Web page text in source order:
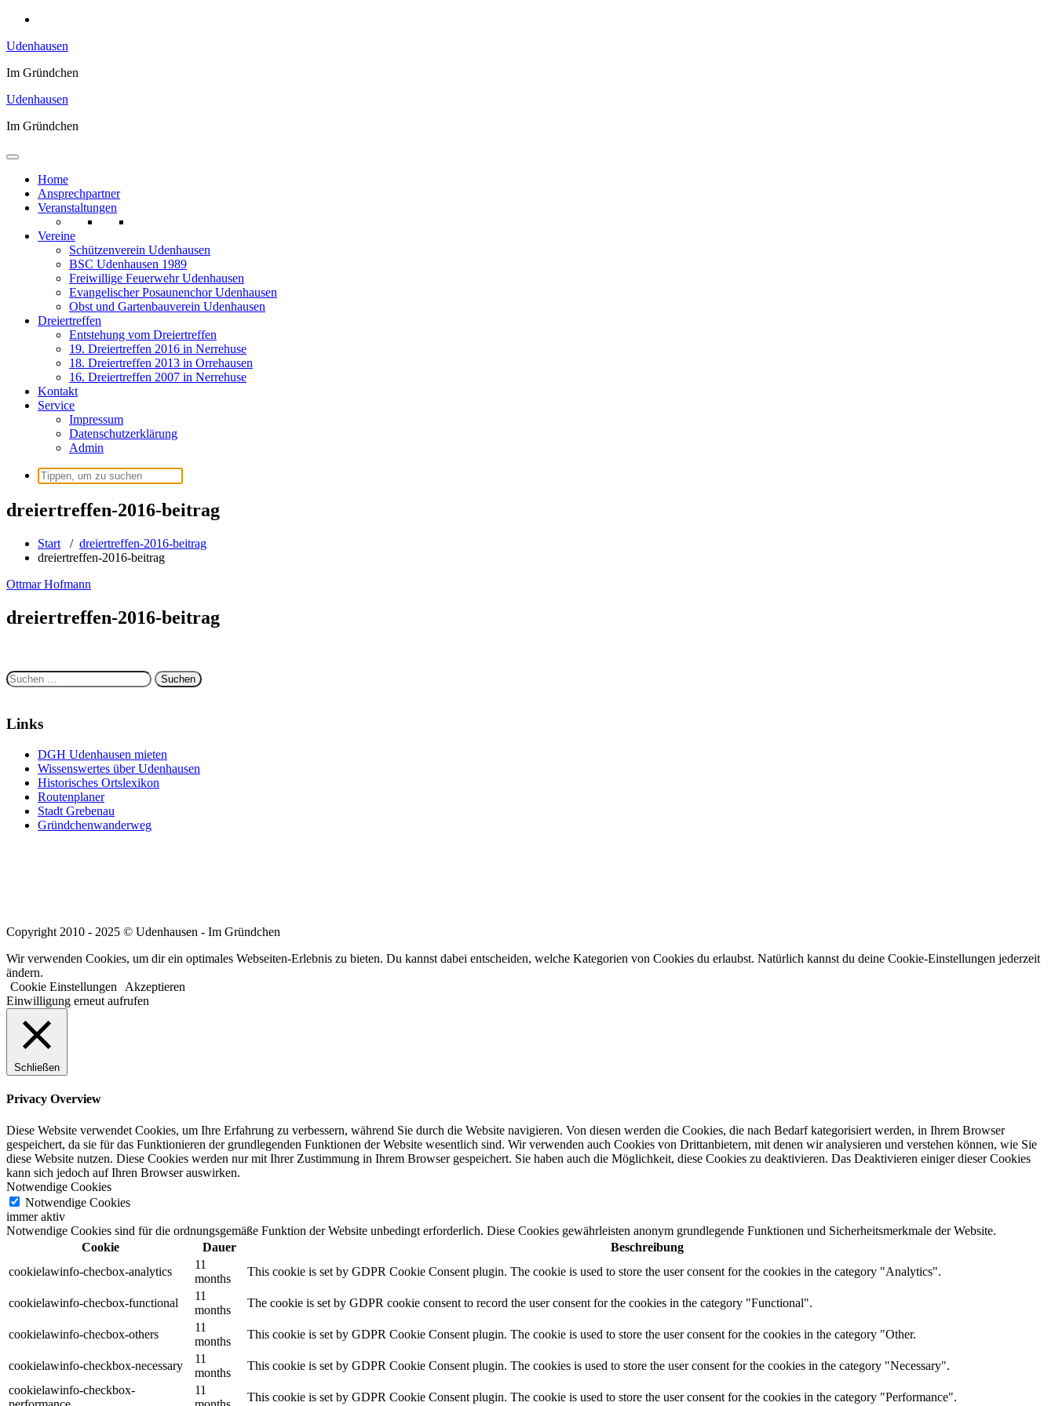
Zum
springen
Udenhausen
Im Gründchen
Udenhausen
Im Gründchen
Home
Ansprechpartner
Veranstaltungen
Vereine
Schützenverein Udenhausen
BSC Udenhausen 1989
Freiwillige Feuerwehr Udenhausen
Evangelischer Posaunenchor Udenhausen
Obst und Gartenbauverein Udenhausen
Dreiertreffen
Entstehung vom Dreiertreffen
19. Dreiertreffen 2016 in Nerrehuse
18. Dreiertreffen 2013 in Orrehausen
16. Dreiertreffen 2007 in Nerrehuse
Kontakt
Service
Impressum
Datenschutzerklärung
Admin
Suchen
nach:
dreiertreffen-2016-beitrag
Start / dreiertreffen-2016-beitrag
dreiertreffen-2016-beitrag
Ottmar Hofmann
dreiertreffen-2016-beitrag
Suchen
nach:
Links
DGH Udenhausen mieten
Wissenswertes über Udenhausen
Historisches Ortslexikon
Routenplaner
Stadt Grebenau
Gründchenwanderweg
Copyright 2010 - 2025 © Udenhausen - Im Gründchen
Wir verwenden Cookies, um dir ein optimales Webseiten-Erlebnis zu bieten. Du kannst dabei entscheiden, welche Kategorien von Cookies du erlaubst. Natürlich kannst du deine Cookie-Einstellungen jederzeit
ändern.
Cookie Einstellungen
Akzeptieren
Einwilligung erneut aufrufen
Schließen
Privacy Overview
Diese Website verwendet Cookies, um Ihre Erfahrung zu verbessern, während Sie durch die Website navigieren. Von diesen werden die Cookies, die nach Bedarf kategorisiert werden, in Ihrem Browser
gespeichert, da sie für das Funktionieren der grundlegenden Funktionen der Website wesentlich sind. Wir verwenden auch Cookies von Drittanbietern, mit denen wir analysieren und verstehen können, wie Sie
diese Website nutzen. Diese Cookies werden nur mit Ihrer Zustimmung in Ihrem Browser gespeichert. Sie haben auch die Möglichkeit, diese Cookies zu deaktivieren. Das Deaktivieren einiger dieser Cookies
kann sich jedoch auf Ihren Browser auswirken.
Notwendige Cookies
Notwendige Cookies
immer aktiv
Notwendige Cookies sind für die ordnungsgemäße Funktion der Website unbedingt erforderlich. Diese Cookies gewährleisten anonym grundlegende Funktionen und Sicherheitsmerkmale der Website.
Cookie
Dauer
Beschreibung
cookielawinfo-checbox-analytics
11
months
This cookie is set by GDPR Cookie Consent plugin. The cookie is used to store the user consent for the cookies in the category "Analytics".
cookielawinfo-checbox-functional
11
months
The cookie is set by GDPR cookie consent to record the user consent for the cookies in the category "Functional".
cookielawinfo-checbox-others
11
months
This cookie is set by GDPR Cookie Consent plugin. The cookie is used to store the user consent for the cookies in the category "Other.
cookielawinfo-checkbox-necessary
11
months
This cookie is set by GDPR Cookie Consent plugin. The cookies is used to store the user consent for the cookies in the category "Necessary".
cookielawinfo-checkbox-
11
This cookie is set by GDPR Cookie Consent plugin. The cookie is used to store the user consent for the cookies in the category "Performance".